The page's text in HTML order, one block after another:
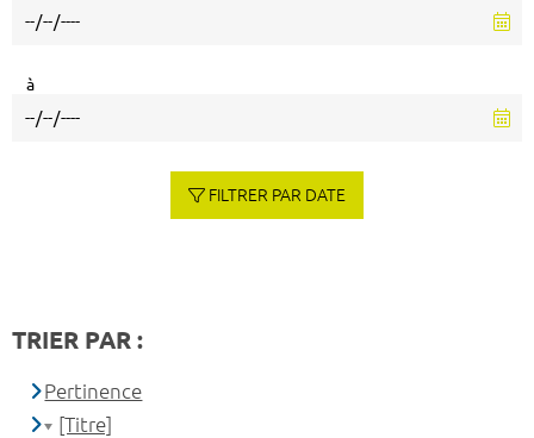
à
FILTRER PAR DATE
TRIER PAR :
Pertinence
[Titre]